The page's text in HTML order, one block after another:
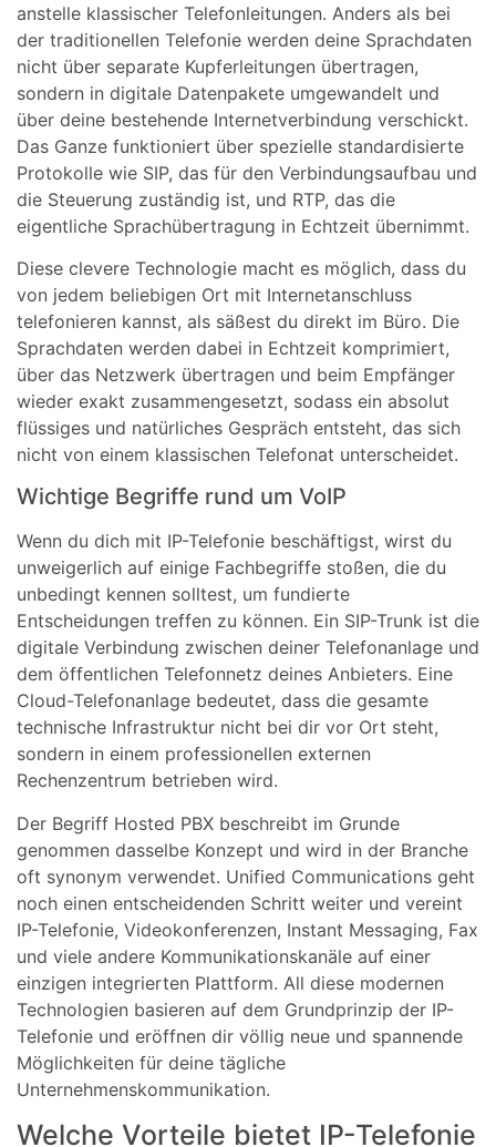
anstelle klassischer Telefonleitungen. Anders als bei
der traditionellen Telefonie werden deine Sprachdaten
nicht über separate Kupferleitungen übertragen,
sondern in digitale Datenpakete umgewandelt und
über deine bestehende Internetverbindung verschickt.
Das Ganze funktioniert über spezielle standardisierte
Protokolle wie SIP, das für den Verbindungsaufbau und
die Steuerung zuständig ist, und RTP, das die
eigentliche Sprachübertragung in Echtzeit übernimmt.
Diese clevere Technologie macht es möglich, dass du
von jedem beliebigen Ort mit Internetanschluss
telefonieren kannst, als säßest du direkt im Büro. Die
Sprachdaten werden dabei in Echtzeit komprimiert,
über das Netzwerk übertragen und beim Empfänger
wieder exakt zusammengesetzt, sodass ein absolut
flüssiges und natürliches Gespräch entsteht, das sich
nicht von einem klassischen Telefonat unterscheidet.
Wichtige Begriffe rund um VoIP
Wenn du dich mit IP-Telefonie beschäftigst, wirst du
unweigerlich auf einige Fachbegriffe stoßen, die du
unbedingt kennen solltest, um fundierte
Entscheidungen treffen zu können. Ein SIP-Trunk ist die
digitale Verbindung zwischen deiner Telefonanlage und
dem öffentlichen Telefonnetz deines Anbieters. Eine
Cloud-Telefonanlage bedeutet, dass die gesamte
technische Infrastruktur nicht bei dir vor Ort steht,
sondern in einem professionellen externen
Rechenzentrum betrieben wird.
Der Begriff Hosted PBX beschreibt im Grunde
genommen dasselbe Konzept und wird in der Branche
oft synonym verwendet. Unified Communications geht
noch einen entscheidenden Schritt weiter und vereint
IP-Telefonie, Videokonferenzen, Instant Messaging, Fax
und viele andere Kommunikationskanäle auf einer
einzigen integrierten Plattform. All diese modernen
Technologien basieren auf dem Grundprinzip der IP-
Telefonie und eröffnen dir völlig neue und spannende
Möglichkeiten für deine tägliche
Unternehmenskommunikation.
Welche Vorteile bietet IP-Telefonie